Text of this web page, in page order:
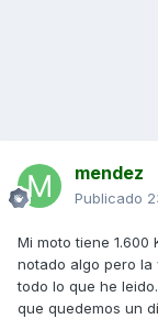
mendez
Publicado
Mi moto tiene 1.600
notado algo pero la
todo lo que he
que quedemos un